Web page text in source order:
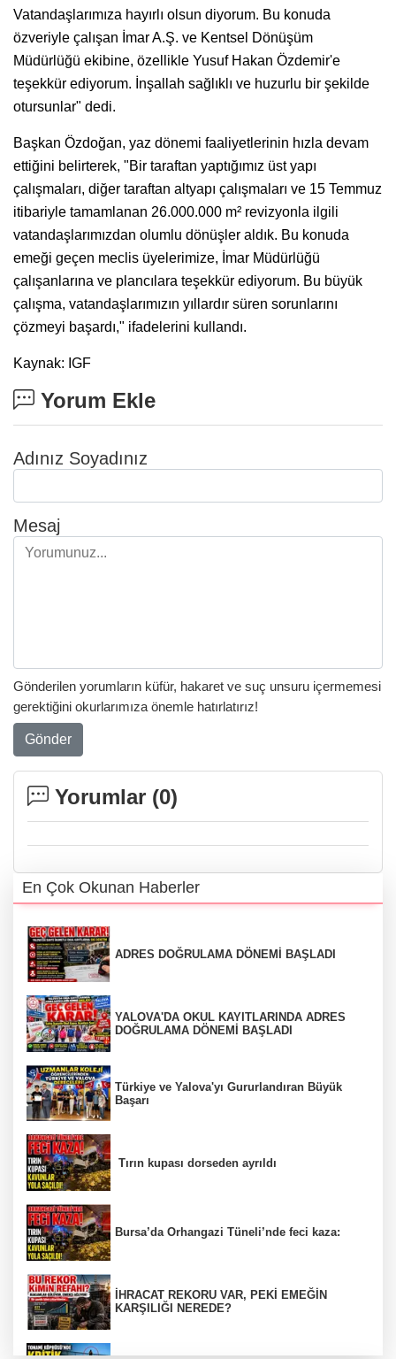
Vatandaşlarımıza hayırlı olsun diyorum. Bu konuda
özveriyle çalışan İmar A.Ş. ve Kentsel Dönüşüm
Müdürlüğü ekibine, özellikle Yusuf Hakan Özdemir'e
teşekkür ediyorum. İnşallah sağlıklı ve huzurlu bir şekilde
otursunlar" dedi.
Başkan Özdoğan, yaz dönemi faaliyetlerinin hızla devam
ettiğini belirterek, "Bir taraftan yaptığımız üst yapı
çalışmaları, diğer taraftan altyapı çalışmaları ve 15 Temmuz
itibariyle tamamlanan 26.000.000 m² revizyonla ilgili
vatandaşlarımızdan olumlu dönüşler aldık. Bu konuda
emeği geçen meclis üyelerimize, İmar Müdürlüğü
çalışanlarına ve plancılara teşekkür ediyorum. Bu büyük
çalışma, vatandaşlarımızın yıllardır süren sorunlarını
çözmeyi başardı," ifadelerini kullandı.
Kaynak: IGF
Yorum Ekle
Adınız Soyadınız
Mesaj
Gönderilen yorumların küfür, hakaret ve suç unsuru içermemesi
gerektiğini okurlarımıza önemle hatırlatırız!
Gönder
Yorumlar (0)
En Çok Okunan Haberler
ADRES DOĞRULAMA DÖNEMİ BAŞLADI
YALOVA'DA OKUL KAYITLARINDA ADRES
DOĞRULAMA DÖNEMİ BAŞLADI
Türkiye ve Yalova'yı Gururlandıran Büyük
Başarı
Tırın kupası dorseden ayrıldı
Bursa’da Orhangazi Tüneli’nde feci kaza:
İHRACAT REKORU VAR, PEKİ EMEĞİN
KARŞILIĞI NEREDE?